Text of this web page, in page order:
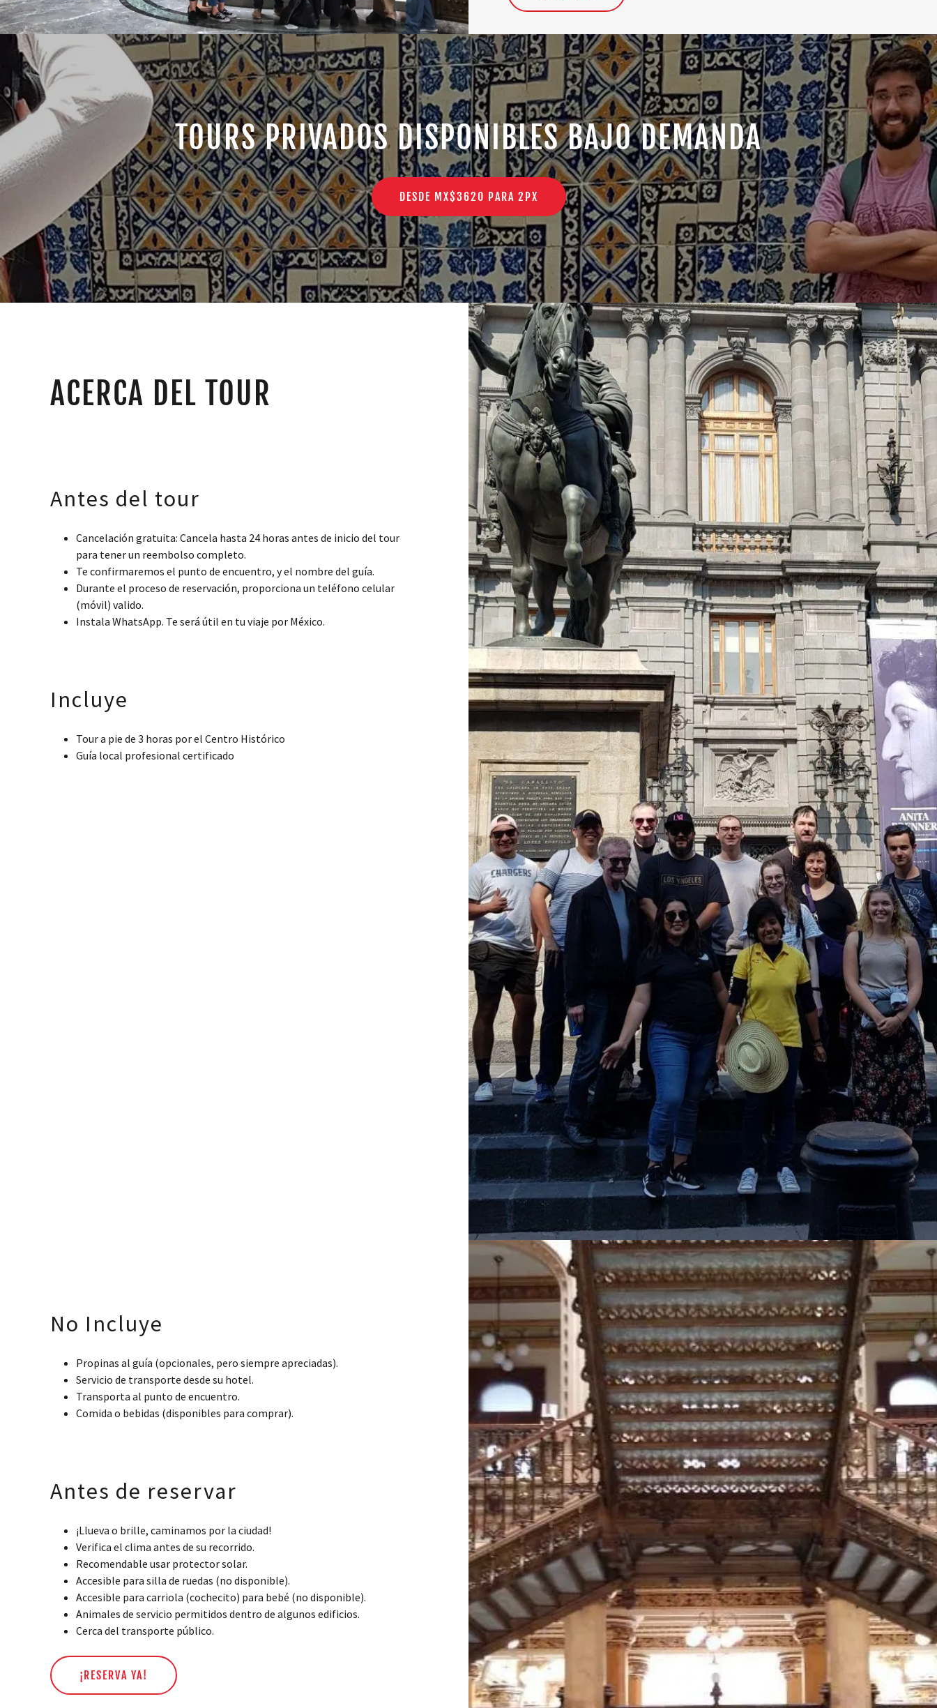
TOURS PRIVADOS DISPONIBLES BAJO DEMANDA
DESDE MX$3620 PARA 2PX
ACERCA DEL TOUR
Antes del tour
Cancelación gratuita: Cancela hasta 24 horas antes de inicio del tour
para tener un reembolso completo.
Te confirmaremos el punto de encuentro, y el nombre del guía.
Durante el proceso de reservación, proporciona un teléfono celular
(móvil) valido.
Instala WhatsApp. Te será útil en tu viaje por México.
Incluye
Tour a pie de 3 horas por el Centro Histórico
Guía local profesional certificado
No Incluye
Propinas al guía (opcionales, pero siempre apreciadas).
Servicio de transporte desde su hotel.
Transporta al punto de encuentro.
Comida o bebidas (disponibles para comprar).
Antes de reservar
¡Llueva o brille, caminamos por la ciudad!
Verifica el clima antes de su recorrido.
Recomendable usar protector solar.
Accesible para silla de ruedas (no disponible).
Accesible para carriola (cochecito) para bebé (no disponible).
Animales de servicio permitidos dentro de algunos edificios.
Cerca del transporte público.
¡RESERVA YA!